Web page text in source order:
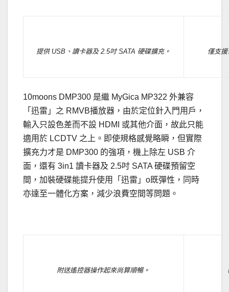
提供 USB、讀卡器及 2.5吋 SATA 硬碟擴充。 僅支
10moons DMP300 是繼 MyGica MP322 外兼容
「迅雷」之 RMVB播放器，由於定位針入門用戶，
輸入只設色差而不設 HDMI 或其他介面，故此只能
適用於 LCDTV 之上。即使規格感覺略瞬，但實際
擴充力才是 DMP300 的強項，機上除左 USB 介
面，還有 3in1 讀卡器及 2.5吋 SATA 硬碟預留空
間，加裝硬碟能提升使用「迅雷」o既彈性，同時
亦達至一體化方案，減少浪費空間等問題。
附送遙控器操作起來尚算順暢。